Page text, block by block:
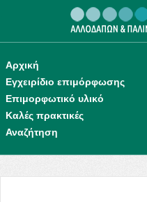
Αρχική
Εγχειρίδιο επιμόρφωσης
Επιμορφωτικό υλικό
Καλές πρακτικές
Αναζήτηση